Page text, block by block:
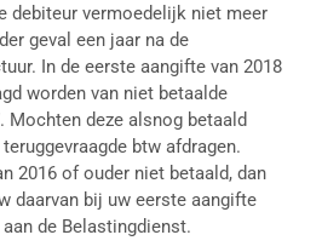
debiteur vermoedelijk niet meer
geval een jaar na de
In de eerste aangifte van 2018
worden van niet betaalde
Mochten deze alsnog betaald
btw afdragen.
2016 of ouder niet betaald, dan
daarvan bij uw eerste aangifte
de Belastingdienst.